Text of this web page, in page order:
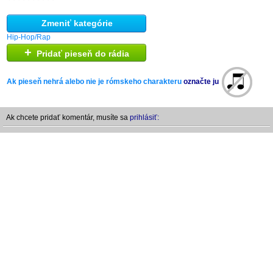
Zmeniť kategórie
Hip-Hop/Rap
+ Pridať pieseň do rádia
Ak pieseň nehrá alebo nie je rómskeho charakteru označte ju
Ak chcete pridať komentár, musíte sa prihlásiť: